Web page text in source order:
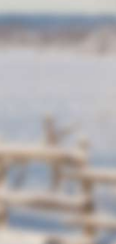
du
gouvernement
du